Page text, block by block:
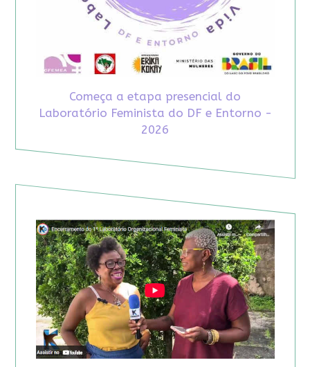
Começa a etapa presencial do
Laboratório Feminista do DF e Entorno -
2026